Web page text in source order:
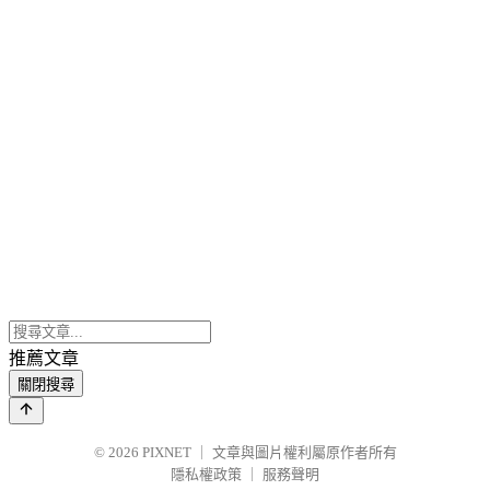
推薦文章
關閉搜尋
© 2026 PIXNET
文章與圖片權利屬原作者所有
隱私權政策
服務聲明